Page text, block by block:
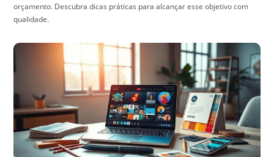
orçamento. Descubra dicas práticas para alcançar esse objetivo com
qualidade.